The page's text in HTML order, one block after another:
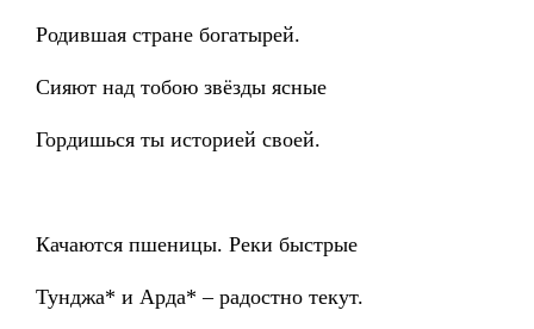
Родившая стране богатырей.
Сияют над тобою звёзды ясные
Гордишься ты историей своей.
Качаются пшеницы. Реки быстрые
Тунджа* и Арда* – радостно текут.